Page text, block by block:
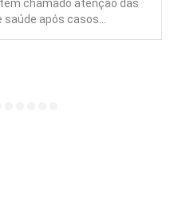
chamado atenção das
após casos…